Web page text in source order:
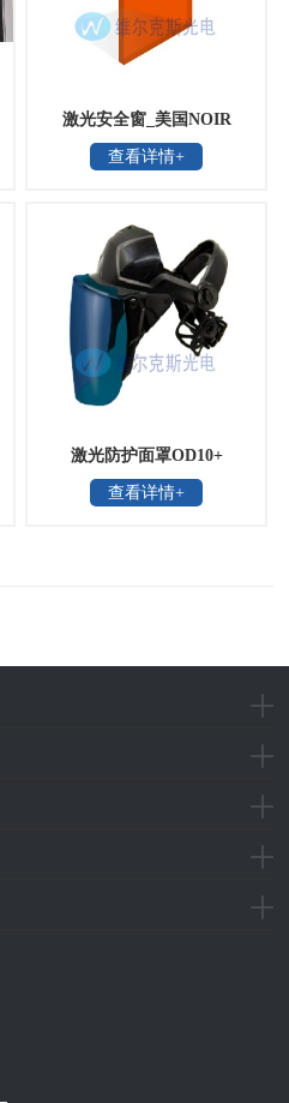
激光安全窗_美国NOIR
查看详情+
激光防护面罩OD10+
查看详情+